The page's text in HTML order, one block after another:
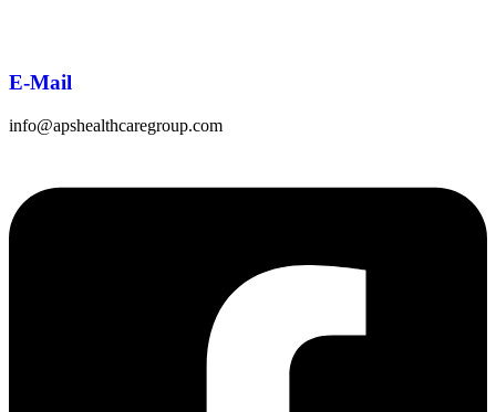
E-Mail
info@apshealthcaregroup.com